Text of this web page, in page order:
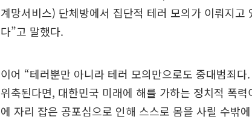
계망서비스) 단체방에서 집단적 테러 모의가 이뤄지고
다”고 말했다.
이어 “테러뿐만 아니라 테러 모의만으로도 중대범죄
위축된다면, 대한민국 미래에 해를 가하는 정치적 폭
에 자리 잡은 공포심으로 인해 스스로 몸을 사릴 수밖